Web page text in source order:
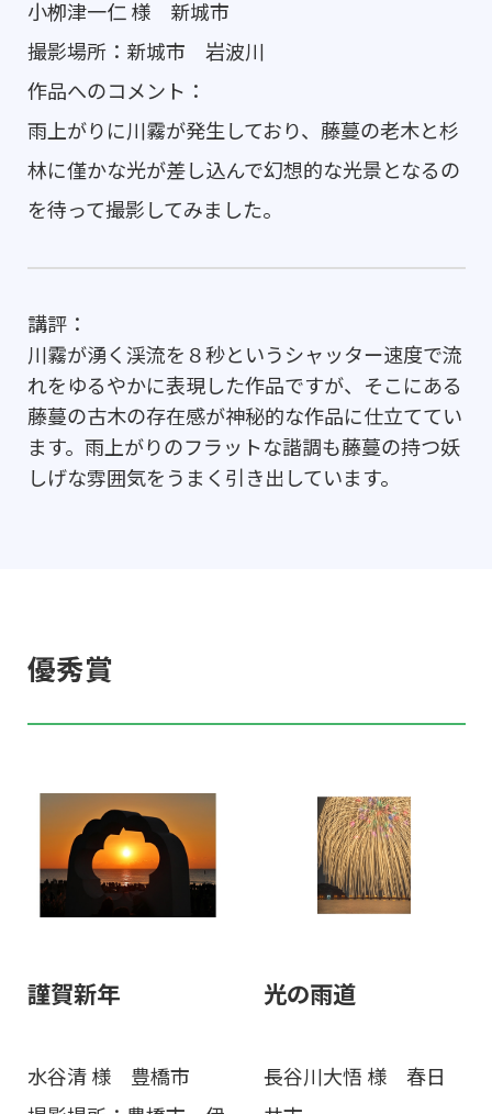
小栁津一仁 様 新城市
撮影場所：新城市 岩波川
作品へのコメント：
雨上がりに川霧が発生しており、藤蔓の老木と杉
林に僅かな光が差し込んで幻想的な光景となるの
を待って撮影してみました。
講評：
川霧が湧く渓流を８秒というシャッター速度で流
れをゆるやかに表現した作品ですが、そこにある
藤蔓の古木の存在感が神秘的な作品に仕立ててい
ます。雨上がりのフラットな諧調も藤蔓の持つ妖
しげな雰囲気をうまく引き出しています。
優秀賞
謹賀新年
水谷清 様 豊橋市
光の雨道
長谷川大悟 様 春日